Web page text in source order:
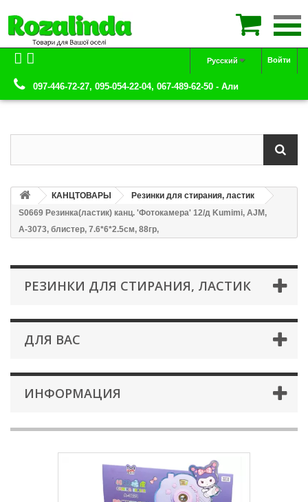
Войти
Русский
097-446-72-27, 095-054-22-04, 067-489-62-50 - Али
КАНЦТОВАРЫ
Резинки для стирания, ластик
S0669 Резинка(ластик) канц. 'Фотокамера' 12/д Kumimi, AJM,
А-3073, блистер, 7.6*6*2.5см, 88гр,
РЕЗИНКИ ДЛЯ СТИРАНИЯ, ЛАСТИК
ДЛЯ ВАС
ИНФОРМАЦИЯ
